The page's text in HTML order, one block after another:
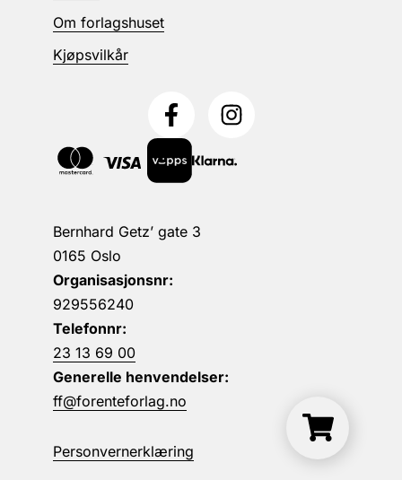
Bernhard Getz’ gate 3
0165 Oslo
Organisasjonsnr:
929556240
Telefonnr:
23 13 69 00
Generelle henvendelser:
ff@forenteforlag.no
Personvernerklæring
Om forlagshuset
Kjøpsvilkår